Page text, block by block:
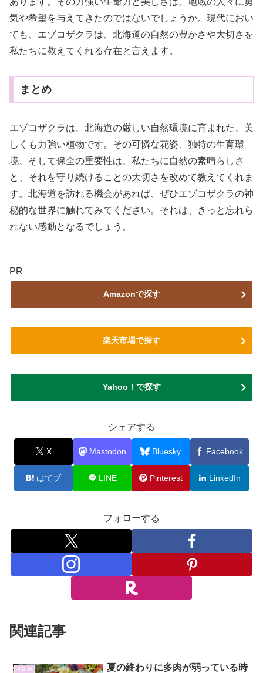
気や希望を与えてきたのではないでしょうか。現代におい
ても、エゾコザクラは、北海道の自然の豊かさや大切さを
私たちに教えてくれる存在と言えます。
まとめ
エゾコザクラは、北海道の厳しい自然環境に育まれた、美
しくも力強い植物です。その可憐な花姿、独特の生育環
境、そして保全の重要性は、私たちに自然の素晴らしさ
と、それを守り続けることの大切さを改めて教えてくれま
す。北海道を訪れる機会があれば、ぜひエゾコザクラの神
秘的な世界に触れてみてください。それは、きっと忘れら
れない感動となるでしょう。
PR
Amazonで探す
楽天市場で探す
Yahoo！で探す
シェアする
X Mastodon Bluesky Facebook
はてブ LINE Pinterest LinkedIn
フォローする
関連記事
花情報
夏の終わりに多肉が弱っている時